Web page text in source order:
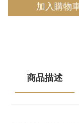
加入購物
商品描述